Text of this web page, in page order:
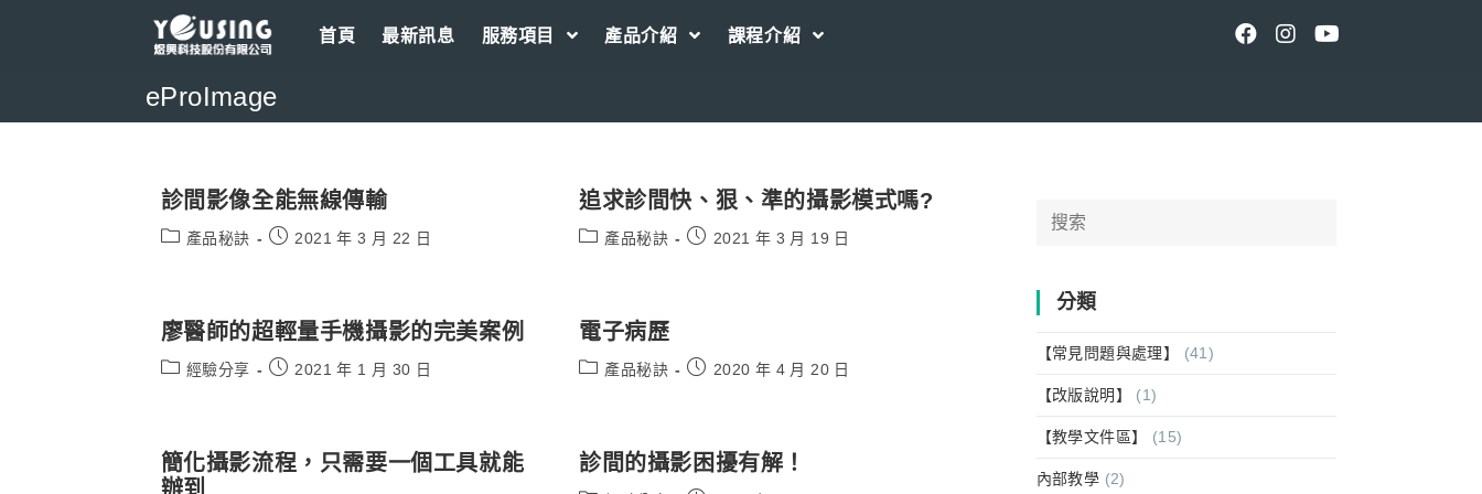
首頁 最新訊息 服務項目 產品介紹 課程介紹
eProImage
診間影像全能無線傳輸
Post產品秘訣
Post2021 年 3 月 22 日
追求診間快、狠、準的攝影模式嗎?
Post產品秘訣
Post2021 年 3 月 19 日
廖醫師的超輕量手機攝影的完美案例
Post經驗分享
Post2021 年 1 月 30 日
電子病歷
Post產品秘訣
Post2020 年 4 月 20 日
簡化攝影流程，只需要一個工具就能
辦到
診間的攝影困擾有解！
Search
分類
【常見問題與處理】 (41)
【改版說明】 (1)
【教學文件區】 (15)
內部教學 (2)